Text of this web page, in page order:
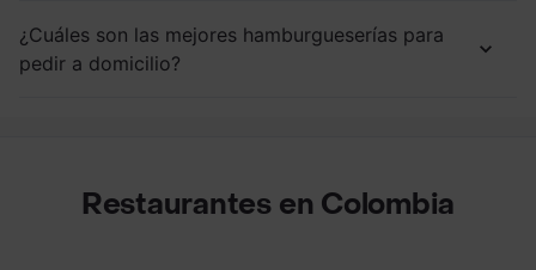
¿Cuáles son las mejores hamburgueserías para
pedir a domicilio?
Restaurantes en Colombia